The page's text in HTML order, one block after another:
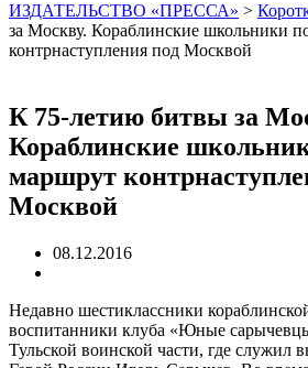
ИЗДАТЕЛЬСТВО «ПРЕССА» >
за Москву. Кораблинские школьники
контрнаступления под Москвой
К 75-летию битвы за
Кораблинские
маршрут
Москвой
08.12.2016
Недавно шестиклассники
воспитанники клуба «Юные
Тульской воинской части, где служил